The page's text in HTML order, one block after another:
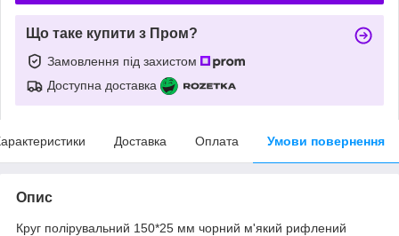
Що таке купити з Пром?
Замовлення під захистом
Доступна доставка
Доставка Оплата Умови повернення
Опис
Круг полірувальний 150*25 мм чорний м'який рифлений